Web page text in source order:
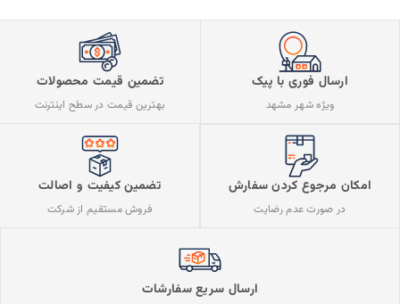
ارسال فوری با پیک
ویژه شهر مشهد
تضمین قیمت محصولات
بهترین قیمت در سطح اینترنت
امکان مرجوع کردن سفارش
در صورت عدم رضایت
تضمین کیفیت و اصالت
فروش مستقیم از شرکت
ارسال سریع سفارشات